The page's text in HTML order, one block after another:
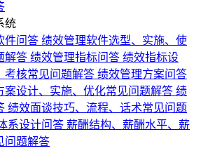
统
件问答 绩效管理软件选型、实施、使
解答 绩效管理指标问答 绩效指标设
考核常见问题解答 绩效管理方案问答
案设计、实施、优化常见问题解答 绩
绩效面谈技巧、流程、话术常见问题
系设计问答 薪酬结构、薪酬水平、薪
问题解答